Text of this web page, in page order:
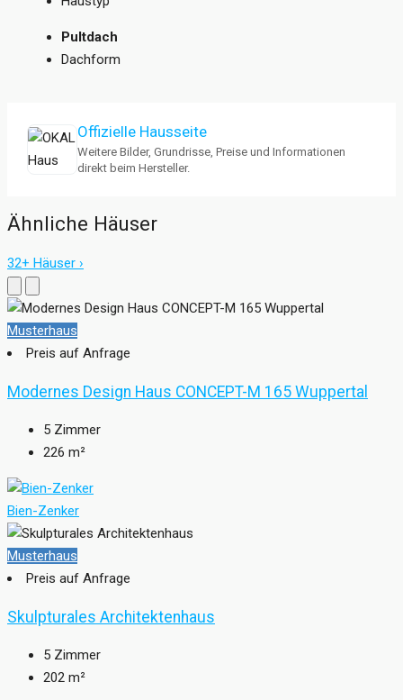
Pultdach
Dachform
Offizielle Hausseite
Weitere Bilder, Grundrisse, Preise und Informationen
direkt beim Hersteller.
Ähnliche Häuser
32+ Häuser ›
Musterhaus
Preis auf Anfrage
Modernes Design Haus CONCEPT-M 165 Wuppertal
5 Zimmer
226 m²
Bien-Zenker
Musterhaus
Preis auf Anfrage
Skulpturales Architektenhaus
5 Zimmer
202 m²